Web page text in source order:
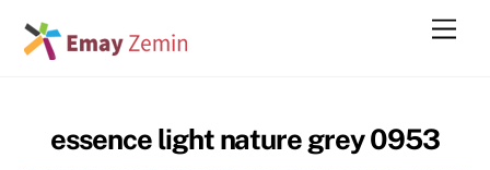
essence light nature grey 0953